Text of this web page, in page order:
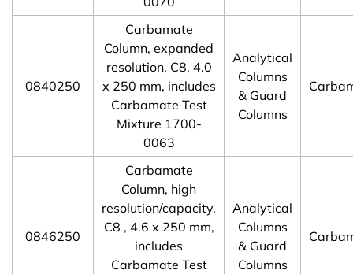
0840250
Carbamate
Column, expanded
resolution, C8, 4.0
x 250 mm, includes
Carbamate Test
Mixture 1700-
0063
Analytical
Columns
& Guard
Columns
0846250
Carbamate
Column, high
resolution/capacity,
C8 , 4.6 x 250 mm,
includes
Carbamate Test
Analytical
Columns
& Guard
Columns